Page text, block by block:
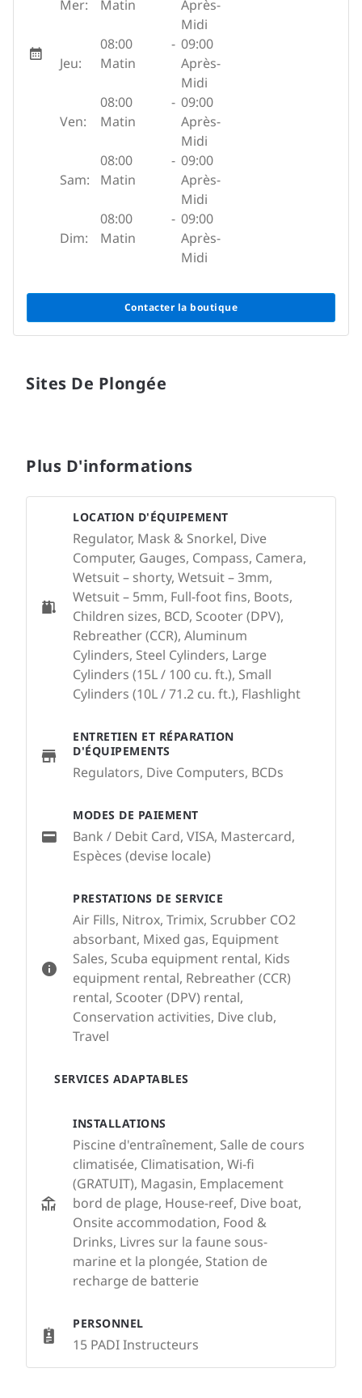
Mer: Matin
Après-
Midi
Jeu:
08:00
Matin
- 09:00
Après-
Midi
Ven:
08:00
Matin
- 09:00
Après-
Midi
Sam:
08:00
Matin
- 09:00
Après-
Midi
Dim:
08:00
Matin
- 09:00
Après-
Midi
Contacter la boutique
Sites De Plongée
Plus D'informations
PRESTATIONS DE SERVICE
Air Fills, Nitrox, Trimix, Scrubber CO2
absorbant, Mixed gas, Equipment
Sales, Scuba equipment rental, Kids
equipment rental, Rebreather (CCR)
rental, Scooter (DPV) rental,
Conservation activities, Dive club,
Travel
SERVICES ADAPTABLES
INSTALLATIONS
Piscine d'entraînement, Salle de cours
climatisée, Climatisation, Wi-fi
(GRATUIT), Magasin, Emplacement
bord de plage, House-reef, Dive boat,
Onsite accommodation, Food &
Drinks, Livres sur la faune sous-
marine et la plongée, Station de
recharge de batterie
PERSONNEL
15 PADI Instructeurs
LOCATION D'ÉQUIPEMENT
Regulator, Mask & Snorkel, Dive
Computer, Gauges, Compass, Camera,
Wetsuit – shorty, Wetsuit – 3mm,
Wetsuit – 5mm, Full-foot fins, Boots,
Children sizes, BCD, Scooter (DPV),
Rebreather (CCR), Aluminum
Cylinders, Steel Cylinders, Large
Cylinders (15L / 100 cu. ft.), Small
Cylinders (10L / 71.2 cu. ft.), Flashlight
ENTRETIEN ET RÉPARATION
D'ÉQUIPEMENTS
Regulators, Dive Computers, BCDs
MODES DE PAIEMENT
Bank / Debit Card, VISA, Mastercard,
Espèces (devise locale)